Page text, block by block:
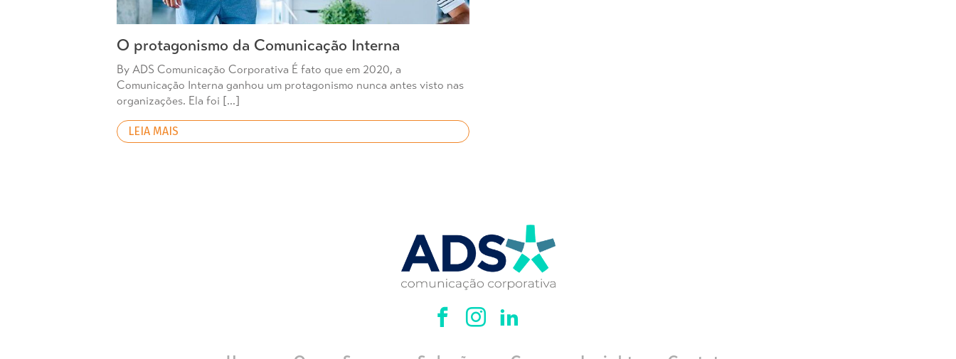
O protagonismo da Comunicação Interna
By ADS Comunicação Corporativa É fato que em 2020, a
Comunicação Interna ganhou um protagonismo nunca antes visto nas
organizações. Ela foi […]
LEIA MAIS